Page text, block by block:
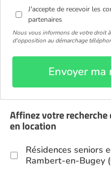
J'accepte de recevoir les
partenaires
Nous vous informons de votre droit
d'opposition au démarchage
Envoyer ma
Affinez votre recherche
en location
Résidences seniors
Rambert-en-Bugey